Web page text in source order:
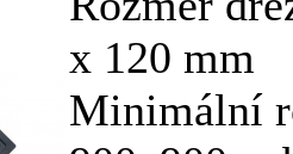
x 120 mm
Minimální